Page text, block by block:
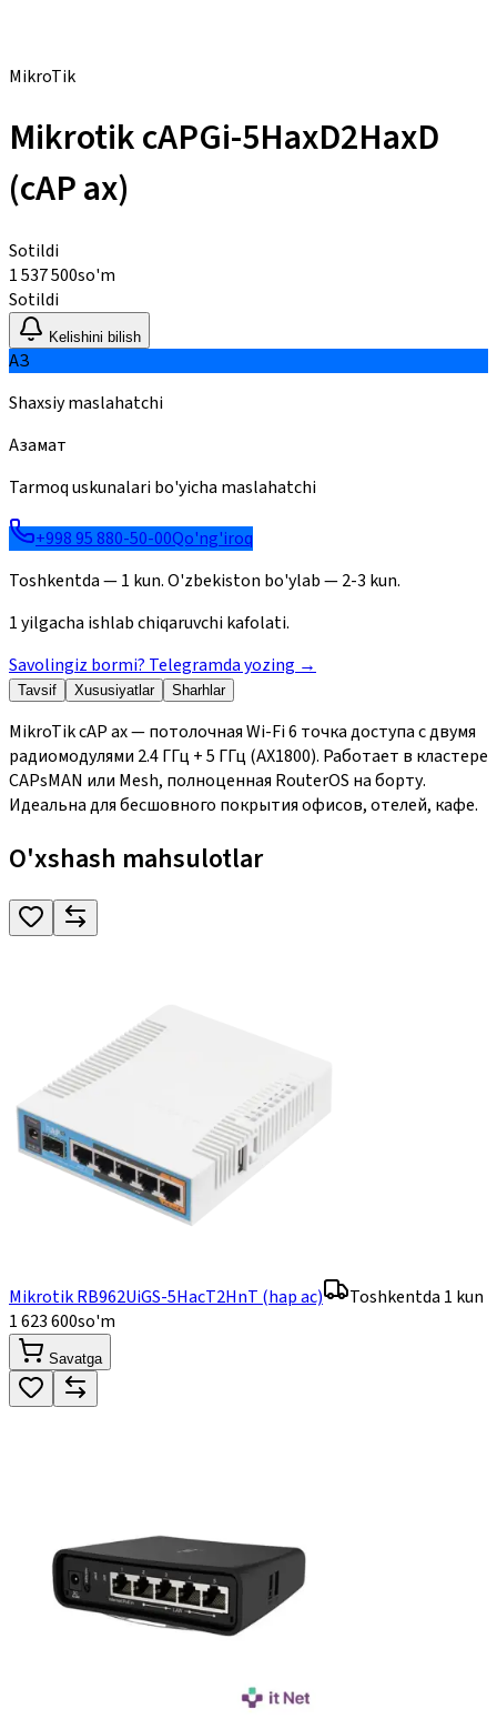
MikroTik
Mikrotik cAPGi-5HaxD2HaxD
(сАР ах)
Sotildi
1 537 500so'm
Sotildi
Kelishini bilish
АЗ
Shaxsiy maslahatchi
Азамат
Tarmoq uskunalari bo'yicha maslahatchi
+998 95 880-50-00Qo'ng'iroq
Toshkentda — 1 kun. O'zbekiston bo'ylab — 2-3 kun.
1 yilgacha ishlab chiqaruvchi kafolati.
Savolingiz bormi? Telegramda yozing →
Tavsif Xususiyatlar Sharhlar
MikroTik cAP ax — потолочная Wi-Fi 6 точка доступа с двумя
радиомодулями 2.4 ГГц + 5 ГГц (AX1800). Работает в кластере
CAPsMAN или Mesh, полноценная RouterOS на борту.
Идеальна для бесшовного покрытия офисов, отелей, кафе.
O'xshash mahsulotlar
Mikrotik RB962UiGS-5HacT2HnT (hap ac)
Toshkentda 1 kun
1 623 600so'm
Savatga